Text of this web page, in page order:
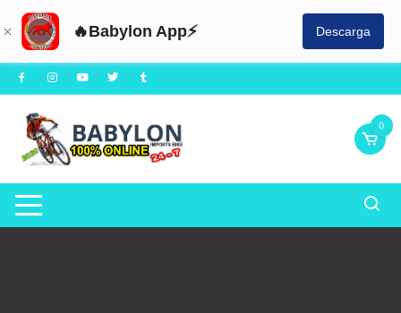
🔥Babylon App⚡ Descarga
Saltar
al
contenido
0